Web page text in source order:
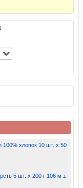
100% хлопок 10 шт. х 50
5 шт. х 200 г 106 м ±